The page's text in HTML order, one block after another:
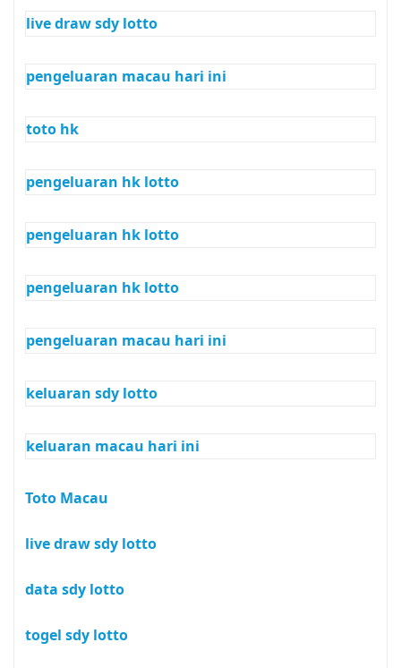
live draw sdy lotto
pengeluaran macau hari ini
toto hk
pengeluaran hk lotto
pengeluaran hk lotto
pengeluaran hk lotto
pengeluaran macau hari ini
keluaran sdy lotto
keluaran macau hari ini
Toto Macau
live draw sdy lotto
data sdy lotto
togel sdy lotto